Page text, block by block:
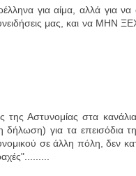
για αίμα, αλλά για να
μας, και να ΜΗΝ
Αστυνομίας στα
για τα επεισόδια
σε άλλη πόλη, δεν